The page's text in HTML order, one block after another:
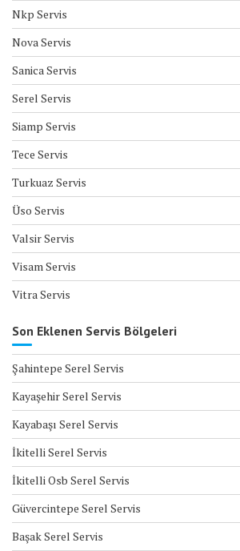
Nkp Servis
Nova Servis
Sanica Servis
Serel Servis
Siamp Servis
Tece Servis
Turkuaz Servis
Üso Servis
Valsir Servis
Visam Servis
Vitra Servis
Son Eklenen Servis Bölgeleri
Şahintepe Serel Servis
Kayaşehir Serel Servis
Kayabaşı Serel Servis
İkitelli Serel Servis
İkitelli Osb Serel Servis
Güvercintepe Serel Servis
Başak Serel Servis